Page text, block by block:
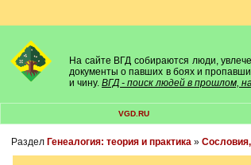
На сайте ВГД собираются люди,
документы о павших в боях и
и чину. ВГД - поиск людей в прошлом,
VGD.RU
Раздел Генеалогия: теория и практика»